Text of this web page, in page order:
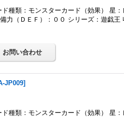
種類：モンスターカード（効果） 星：
力（ＤＥＦ）：００ シリーズ：遊戯王
JP009]
種類：モンスターカード（効果） 星：